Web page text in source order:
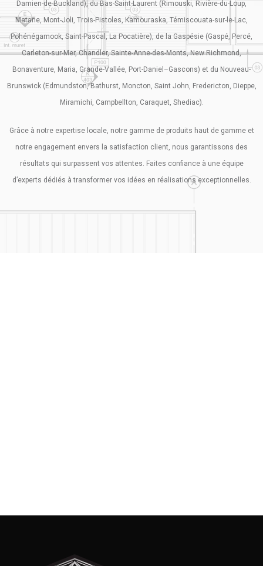
Damien-de-Buckland), du Bas-Saint-Laurent (Rimouski, Rivière-du-Loup,
Matane, Mont-Joli, Trois-Pistoles, Kamouraska, Témiscouata-sur-le-Lac,
Pohénégamook, Saint-Pascal, La Pocatière), de la Gaspésie (Gaspé, Percé,
Carleton-sur-Mer, Chandler, Sainte-Anne-des-Monts, New Richmond,
Bonaventure, Maria, Grande-Vallée, Port-Daniel–Gascons) et du Nouveau-
Brunswick (Edmundston, Bathurst, Moncton, Saint John, Fredericton, Dieppe,
Miramichi, Campbellton, Caraquet, Shediac).
Grâce à notre expertise locale, notre gamme de produits haut de gamme et
notre engagement envers la satisfaction client, nous garantissons des
résultats qui surpassent vos attentes. Faites confiance à une équipe
d’experts dédiés à transformer vos idées en réalisations exceptionnelles.